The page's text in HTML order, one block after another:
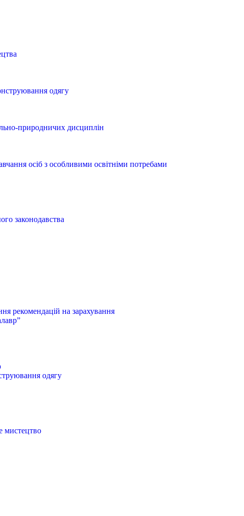
одягу
природничих дисциплін
осіб з особливими освітніми потребами
законодавства
рекомендацій на зарахування
одягу
мистецтво